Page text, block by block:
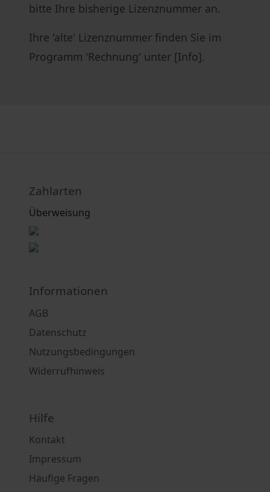
bitte Ihre bisherige Lizenznummer an.
Ihre 'alte' Lizenznummer finden Sie im
Programm 'Rechnung' unter [Info].
Zahlarten
Überweisung
Informationen
AGB
Datenschutz
Nutzungsbedingungen
Widerrufhinweis
Hilfe
Kontakt
Impressum
Häufige Fragen